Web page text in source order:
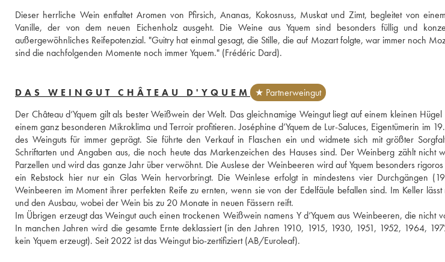
Dieser herrliche Wein entfaltet Aromen von Pfirsich, Ananas, Kokosnuss, Muskat und Zimt, begleitet von
Vanille, der von dem neuen Eichenholz ausgeht. Die Weine aus Yquem sind besonders füllig und
außergewöhnliches Reifepotenzial. "Guitry hat einmal gesagt, die Stille, die auf Mozart folgte, war immer noch
sind die nachfolgenden Momente noch immer Yquem." (Frédéric Dard).
DAS WEINGUT CHÂTEAU D'YQUEM
★ Partnerweingut
Der Château d‘Yquem gilt als bester Weißwein der Welt. Das gleichnamige Weingut liegt auf einem kleinen
einem ganz besonderen Mikroklima und Terroir profitieren. Joséphine d’Yquem de Lur-Saluces, Eigentümerin im
des Weinguts für immer geprägt. Sie führte den Verkauf in Flaschen ein und widmete sich mit größter
Schriftarten und Angaben aus, die noch heute das Markenzeichen des Hauses sind. Der Weinberg zählt nicht
Parzellen und wird das ganze Jahr über verwöhnt. Die Auslese der Weinbeeren wird auf Yquem besonders
ein Rebstock hier nur ein Glas Wein hervorbringt. Die Weinlese erfolgt in mindestens vier Durchgängen
Weinbeeren im Moment ihrer perfekten Reife zu ernten, wenn sie von der Edelfäule befallen sind. Im Keller
und den Ausbau, wobei der Wein bis zu 20 Monate in neuen Fässern reift.
Im Übrigen erzeugt das Weingut auch einen trockenen Weißwein namens Y d‘Yquem aus Weinbeeren, die nicht
In manchen Jahren wird die gesamte Ernte deklassiert (in den Jahren 1910, 1915, 1930, 1951, 1952, 1964,
kein Yquem erzeugt). Seit 2022 ist das Weingut bio-zertifiziert (AB/Euroleaf).